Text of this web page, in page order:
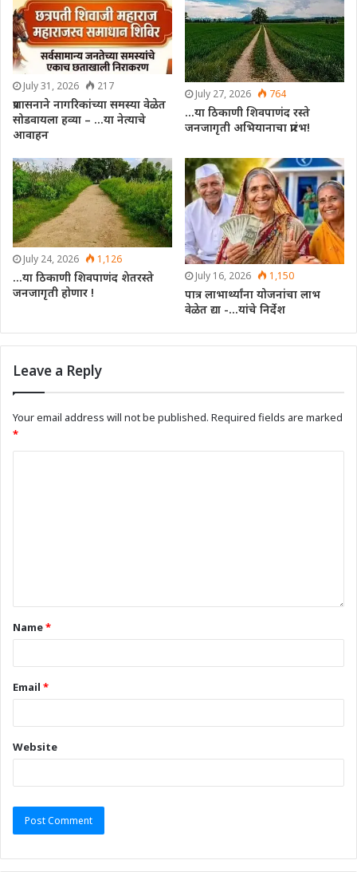
July 31, 2026 217
प्रशासनाने नागरिकांच्या समस्या वेळेत
सोडवायला हव्या – …या नेत्याचे
आवाहन
July 27, 2026 764
…या ठिकाणी शिवपाणंद रस्ते
जनजागृती अभियानाचा प्रारंभ!
July 24, 2026 1,126
…या ठिकाणी शिवपाणंद शेतरस्ते
जनजागृती होणार !
July 16, 2026 1,150
पात्र लाभार्थ्यांना योजनांचा लाभ
वेळेत द्या -…यांचे निर्देश
Leave a Reply
Your email address will not be published. Required fields are marked
*
Name*
Email *
Website